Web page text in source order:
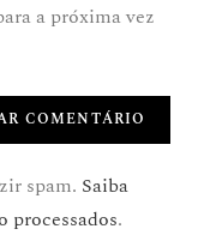
a próxima vez
spam. Saiba
processados.